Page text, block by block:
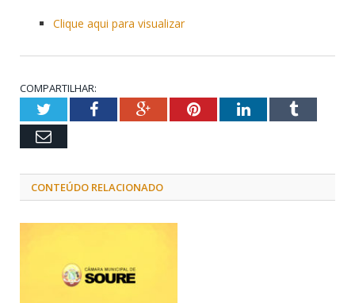
Clique aqui para visualizar
COMPARTILHAR:
TwitterFacebookGoogle+PinterestLinkedInTumblr
Email
CONTEÚDO RELACIONADO